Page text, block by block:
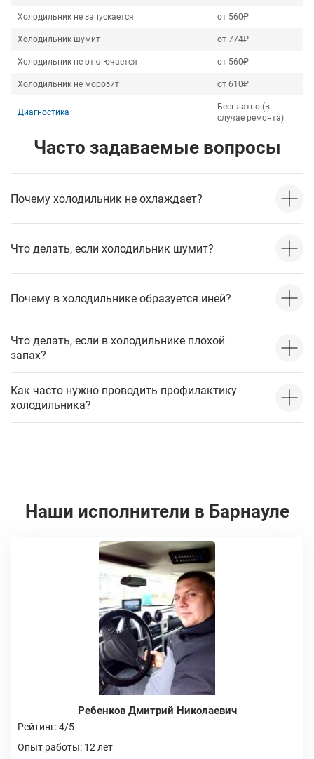
Холодильник не запускается от 560₽
Холодильник шумит от 774₽
Холодильник не отключается от 560₽
Холодильник не морозит от 610₽
Диагностика
Бесплатно (в
случае ремонта)
Часто задаваемые вопросы
Почему холодильник не охлаждает?
Что делать, если холодильник шумит?
Почему в холодильнике образуется иней?
Что делать, если в холодильнике плохой
запах?
Как часто нужно проводить профилактику
холодильника?
Наши исполнители в Барнауле
Ребенков Дмитрий Николаевич
Рейтинг: 4/5
Опыт работы: 12 лет